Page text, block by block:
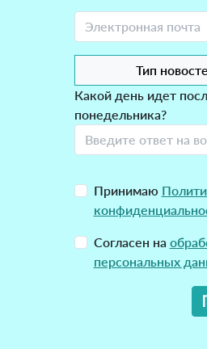
Тип
Какой день идет
понедельника?
Принимаю
Согласен на
персональных